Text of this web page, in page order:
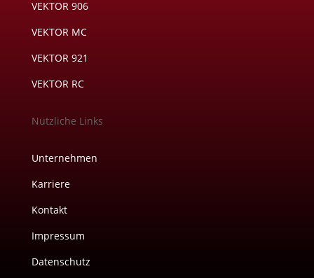
VEKTOR 906
VEKTOR MC
VEKTOR 921
VEKTOR RC
Nützliche Links
Unternehmen
Karriere
Kontakt
Impressum
Datenschutz